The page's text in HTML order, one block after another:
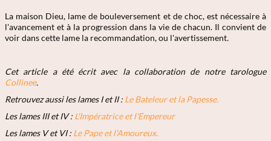
La maison Dieu, lame de bouleversement et de choc, est nécessaire à
l'avancement et à la progression dans la vie de chacun. Il convient de
voir dans cette lame la recommandation, ou l'avertissement.
Cet article a été écrit avec la collaboration de notre tarologue
Collinee.
Retrouvez aussi les lames I et II : Le Bateleur et la Papesse.
Les lames III et IV : L'Impératrice et l'Empereur
Les lames V et VI : Le Pape et l'Amoureux.